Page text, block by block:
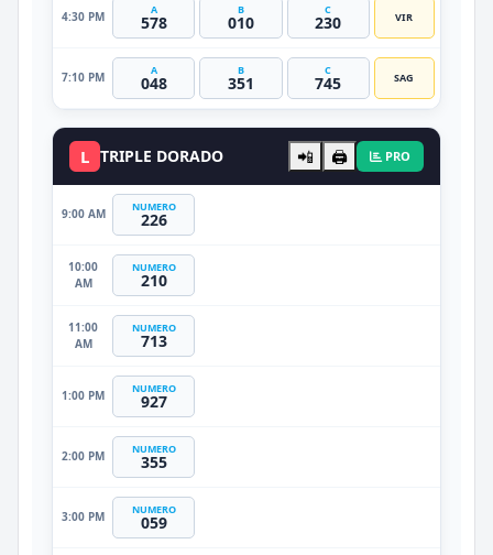
4:30 PM A
578
B
010
C
230 VIR
7:10 PM A
048
B
351
C
745 SAG
L TRIPLE DORADO 📲 🖨️ PRO
9:00 AM NUMERO
226
10:00
AM
NUMERO
210
11:00
AM
NUMERO
713
1:00 PM NUMERO
927
2:00 PM NUMERO
355
3:00 PM NUMERO
059